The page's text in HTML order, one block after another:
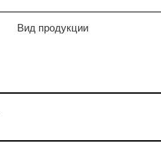
Вид продукции